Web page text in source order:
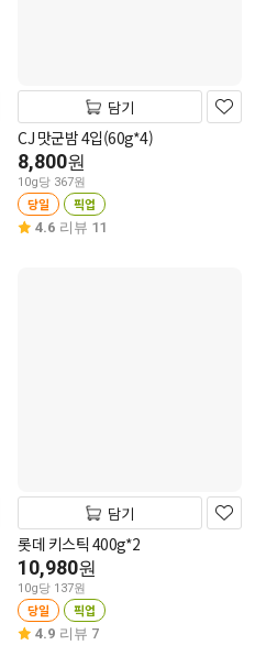
담기
CJ 맛군밤 4입(60g*4)
8,800원
10g당 367원
당일 픽업
4.6 리뷰 11
담기
롯데 키스틱 400g*2
10,980원
10g당 137원
당일 픽업
4.9 리뷰 7